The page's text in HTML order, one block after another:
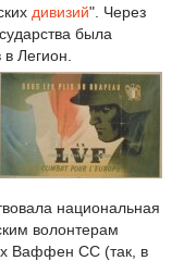
дивизий". Через
была
Легион.
национальная
волонтерам
Ваффен СС (так, в